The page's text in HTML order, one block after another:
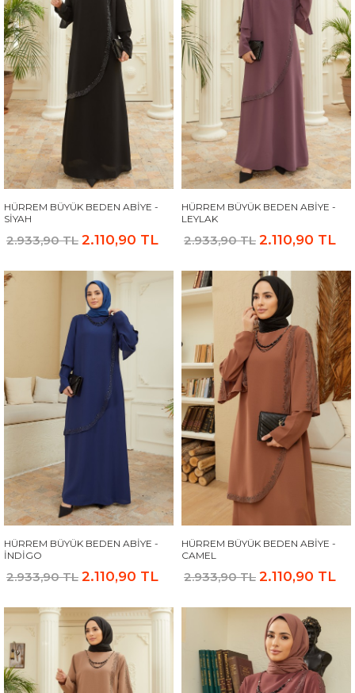
HÜRREM BÜYÜK BEDEN ABIYE -
SIYAH
2.933,90 TL 2.110,90 TL
HÜRREM BÜYÜK BEDEN ABIYE -
LEYLAK
2.933,90 TL 2.110,90 TL
HÜRREM BÜYÜK BEDEN ABIYE -
İNDIGO
2.933,90 TL 2.110,90 TL
HÜRREM BÜYÜK BEDEN ABIYE -
CAMEL
2.933,90 TL 2.110,90 TL